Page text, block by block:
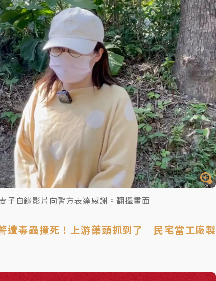
子自錄影片向警方表達感謝。翻攝畫面
遭毒蟲撞死！上游藥頭抓到了 民宅當工廠製